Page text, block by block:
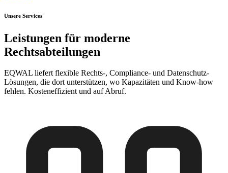
Unsere Services
Leistungen für moderne
Rechtsabteilungen
EQWAL liefert flexible Rechts-, Compliance- und Datenschutz-
Lösungen, die dort unterstützen, wo Kapazitäten und Know-how
fehlen. Kosteneffizient und auf Abruf.